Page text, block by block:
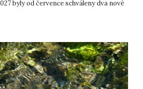
byly od července schváleny dva nové